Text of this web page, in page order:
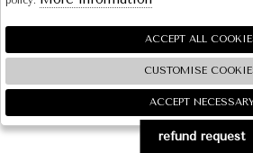
EXTRA
🍪
refund request
ACCEPT ALL
CUSTOMISE
ACCEPT